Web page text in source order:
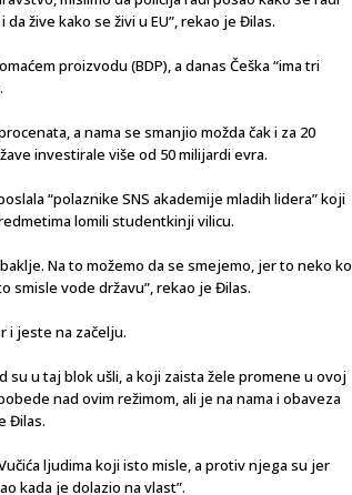
žive kako se živi u EU”, rekao je Đilas.
proizvodu (BDP), a danas Češka “ima tri
a nama se smanjio možda čak i za 20
investirale više od 50 milijardi evra.
“polaznike SNS akademije mladih lidera” koji
lomili studentkinji vilicu.
Na to možemo da se smejemo, jer to neko ko
smisle vode državu”, rekao je Đilas.
i jeste na začelju.
su u taj blok ušli, a koji zaista žele promene u ovoj
nad ovim režimom, ali je na nama i obaveza
Đilas.
ljudima koji isto misle, a protiv njega su jer
kada je dolazio na vlast”.